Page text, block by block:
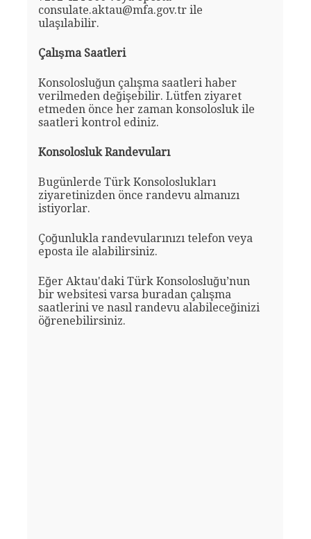
consulate.aktau@mfa.gov.tr ile
ulaşılabilir.
Çalışma Saatleri
Konsolosluğun çalışma saatleri haber
verilmeden değişebilir. Lütfen ziyaret
etmeden önce her zaman konsolosluk ile
saatleri kontrol ediniz.
Konsolosluk Randevuları
Bugünlerde Türk Konsoloslukları
ziyaretinizden önce randevu almanızı
istiyorlar.
Çoğunlukla randevularınızı telefon veya
eposta ile alabilirsiniz.
Eğer Aktau'daki Türk Konsolosluğu’nun
bir websitesi varsa buradan çalışma
saatlerini ve nasıl randevu alabileceğinizi
öğrenebilirsiniz.